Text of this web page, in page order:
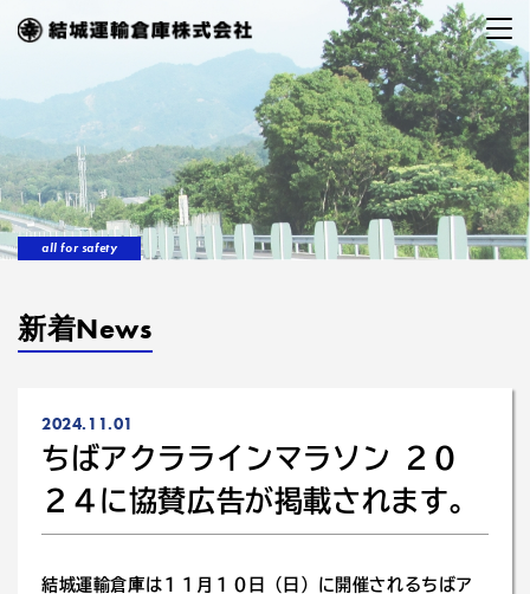
all for safety
新着News
2024.11.01
ちばアクララインマラソン ２０
２４に協賛広告が掲載されます。
結城運輸倉庫は１１月１０日（日）に開催されるちばア